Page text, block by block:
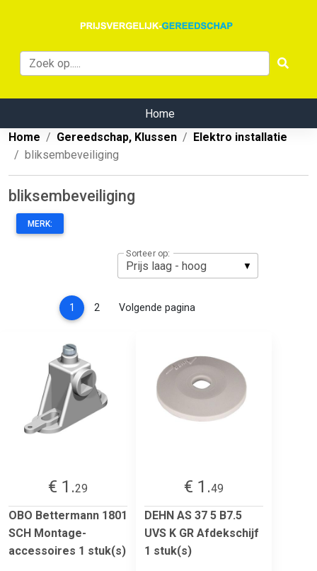
Home
Home
Gereedschap, Klussen
Elektro installatie
bliksembeveiliging
bliksembeveiliging
MERK:
Sorteer op:
1 (current)
2 Volgende pagina
€ 1.29
OBO Bettermann 1801
SCH Montage-
accessoires 1 stuk(s)
€ 1.49
DEHN AS 37 5 B7.5
UVS K GR Afdekschijf
1 stuk(s)